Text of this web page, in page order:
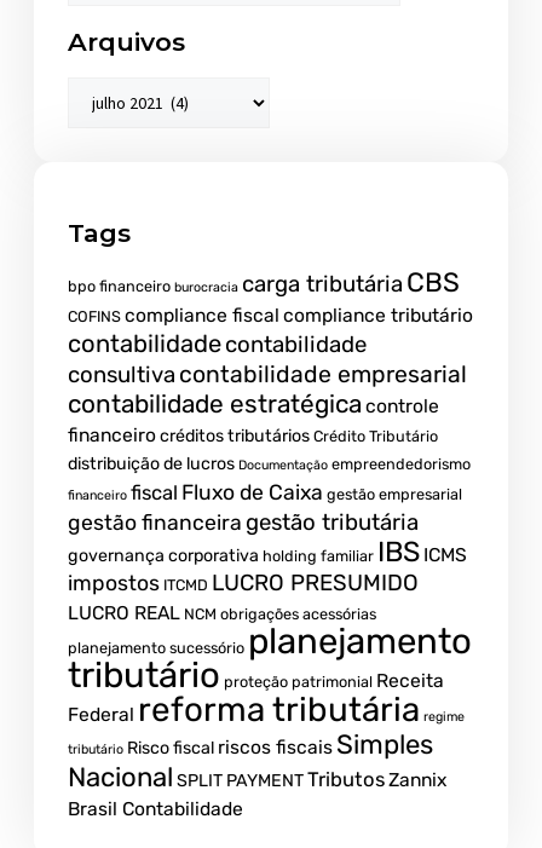
Arquivos
Tags
bpo financeiro burocracia carga tributária CBS
COFINS compliance fiscal compliance tributário
contabilidadecontabilidade
consultiva contabilidade empresarial
contabilidade estratégica controle
financeirocréditos tributários Crédito Tributário
distribuição de lucros Documentação empreendedorismo
financeiro fiscal Fluxo de Caixa gestão empresarial
gestão financeira gestão tributária
governança corporativa holding familiar IBS ICMS
impostos ITCMD LUCRO PRESUMIDO
LUCRO REAL NCM obrigações acessórias
planejamento sucessório planejamento
tributário proteção patrimonial Receita
Federal reforma tributária regime
tributário Risco fiscal riscos fiscais Simples
Nacional SPLIT PAYMENTTributosZannix
Brasil Contabilidade